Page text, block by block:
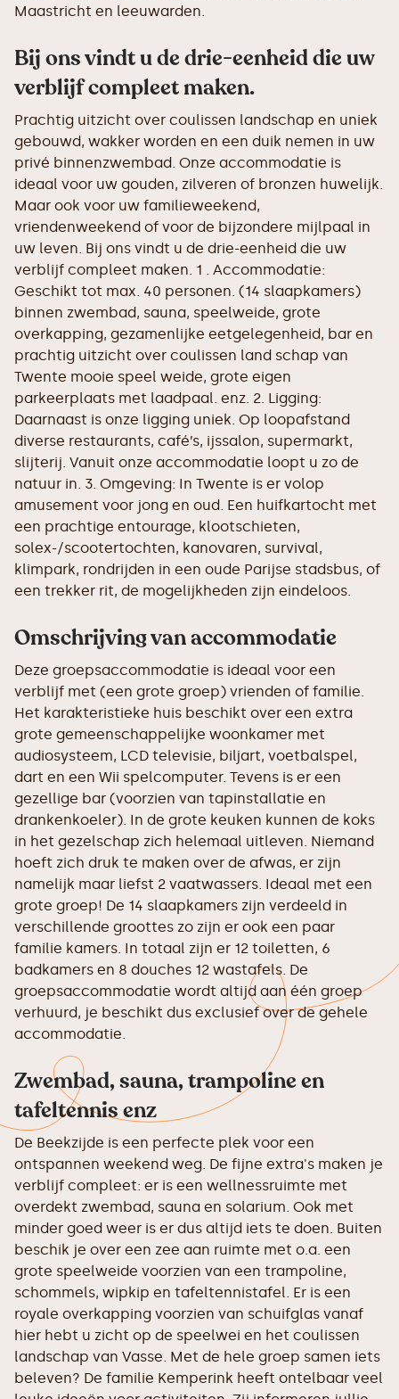
Maastricht en leeuwarden.
Bij ons vindt u de drie-eenheid die uw
verblijf compleet maken.
Prachtig uitzicht over coulissen landschap en uniek
gebouwd, wakker worden en een duik nemen in uw
privé binnenzwembad. Onze accommodatie is
ideaal voor uw gouden, zilveren of bronzen huwelijk.
Maar ook voor uw familieweekend,
vriendenweekend of voor de bijzondere mijlpaal in
uw leven. Bij ons vindt u de drie-eenheid die uw
verblijf compleet maken. 1 . Accommodatie:
Geschikt tot max. 40 personen. (14 slaapkamers)
binnen zwembad, sauna, speelweide, grote
overkapping, gezamenlijke eetgelegenheid, bar en
prachtig uitzicht over coulissen land schap van
Twente mooie speel weide, grote eigen
parkeerplaats met laadpaal. enz. 2. Ligging:
Daarnaast is onze ligging uniek. Op loopafstand
diverse restaurants, café’s, ijssalon, supermarkt,
slijterij. Vanuit onze accommodatie loopt u zo de
natuur in. 3. Omgeving: In Twente is er volop
amusement voor jong en oud. Een huifkartocht met
een prachtige entourage, klootschieten,
solex-/scootertochten, kanovaren, survival,
klimpark, rondrijden in een oude Parijse stadsbus, of
een trekker rit, de mogelijkheden zijn eindeloos.
Omschrijving van accommodatie
Deze groepsaccommodatie is ideaal voor een
verblijf met (een grote groep) vrienden of familie.
Het karakteristieke huis beschikt over een extra
grote gemeenschappelijke woonkamer met
audiosysteem, LCD televisie, biljart, voetbalspel,
dart en een Wii spelcomputer. Tevens is er een
gezellige bar (voorzien van tapinstallatie en
drankenkoeler). In de grote keuken kunnen de koks
in het gezelschap zich helemaal uitleven. Niemand
hoeft zich druk te maken over de afwas, er zijn
namelijk maar liefst 2 vaatwassers. Ideaal met een
grote groep! De 14 slaapkamers zijn verdeeld in
verschillende groottes zo zijn er ook een paar
familie kamers. In totaal zijn er 12 toiletten, 6
badkamers en 8 douches 12 wastafels. De
groepsaccommodatie wordt altijd aan één groep
verhuurd, je beschikt dus exclusief over de gehele
accommodatie.
Zwembad, sauna, trampoline en
tafeltennis enz
De Beekzijde is een perfecte plek voor een
ontspannen weekend weg. De fijne extra's maken je
verblijf compleet: er is een wellnessruimte met
overdekt zwembad, sauna en solarium. Ook met
minder goed weer is er dus altijd iets te doen. Buiten
beschik je over een zee aan ruimte met o.a. een
grote speelweide voorzien van een trampoline,
schommels, wipkip en tafeltennistafel. Er is een
royale overkapping voorzien van schuifglas vanaf
hier hebt u zicht op de speelwei en het coulissen
landschap van Vasse. Met de hele groep samen iets
beleven? De familie Kemperink heeft ontelbaar veel